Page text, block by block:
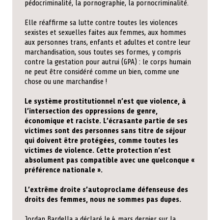
pédocriminalité, la pornographie, la pornocriminalité.
Elle réaffirme sa lutte contre toutes les violences
sexistes et sexuelles faites aux femmes, aux hommes
aux personnes trans, enfants et adultes et contre leur
marchandisation, sous toutes ses formes, y compris
contre la gestation pour autrui (GPA) : le corps humain
ne peut être considéré comme un bien, comme une
chose ou une marchandise !
Le système prostitutionnel n’est que violence, à
l’intersection des oppressions de genre,
économique et raciste. L’écrasante partie de ses
victimes sont des personnes sans titre de séjour
qui doivent être protégées, comme toutes les
victimes de violence. Cette protection n’est
absolument pas compatible avec une quelconque «
préférence nationale ».
L’extrême droite s’autoproclame défenseuse des
droits des femmes, nous ne sommes pas dupes.